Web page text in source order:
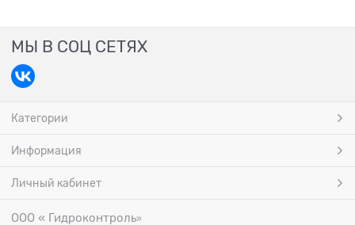
МЫ В СОЦ СЕТЯХ
Категории
Информация
Личный кабинет
ООО « Гидроконтроль»